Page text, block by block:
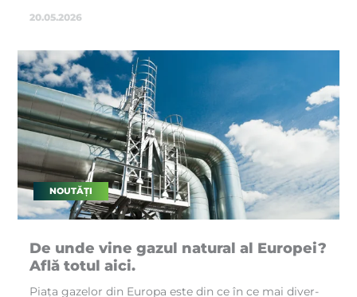
20.05.2026
NOUTĂȚI
De un­de vi­ne ga­zul na­tu­ral al Eu­ro­pei?
Află to­tul aici.
Pia­ța ga­ze­lor din Eu­ro­pa es­te din ce în ce mai di­ver­